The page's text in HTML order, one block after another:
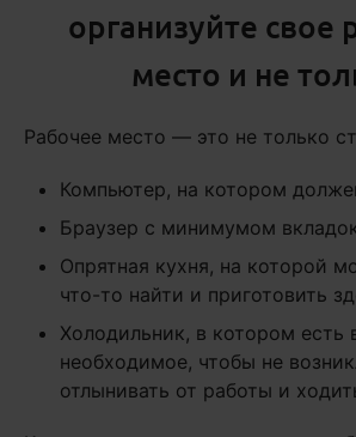
организуйте свое
место и не
Рабочее место — это не только
Компьютер, на котором
Браузер с минимумом
Опрятная кухня, на которой
что-то найти и приготовить
Холодильник, в котором есть
необходимое, чтобы не
отлынивать от работы и